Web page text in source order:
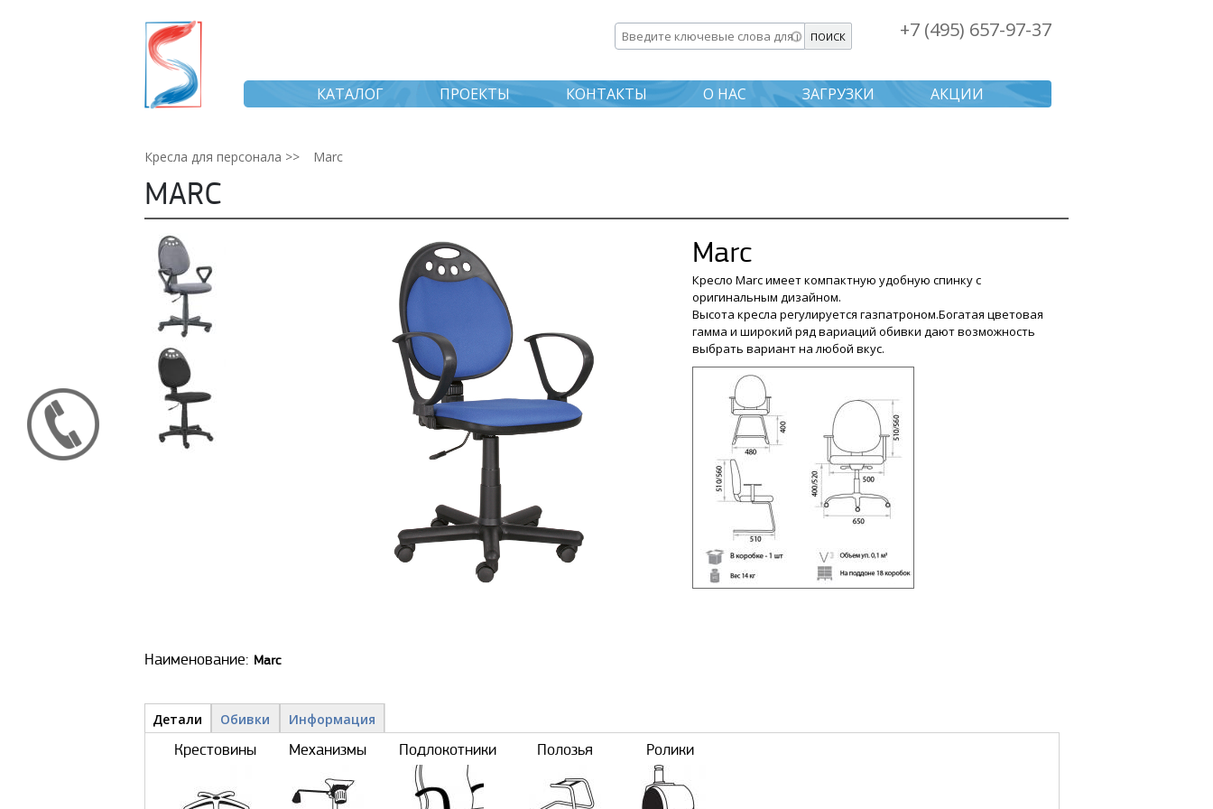
основному
содержанию
Введите ключевые слова для поиска +7 (495) 657-97-37
КАТАЛОГ ПРОЕКТЫ КОНТАКТЫ О НАС ЗАГРУЗКИ АКЦИИ
Кресла для персонала >> Marc
MARC
Marc
Кресло Marc имеет компактную удобную спинку с
оригинальным дизайном.
Высота кресла регулируется газпатроном.Богатая цветовая
гамма и широкий ряд вариаций обивки дают возможность
выбрать вариант на любой вкус.
Наименование: Marc
Детали и обивки
Детали (активная
вкладка)
Обивки Информация
Крестовины Механизмы Подлокотники Полозья Ролики